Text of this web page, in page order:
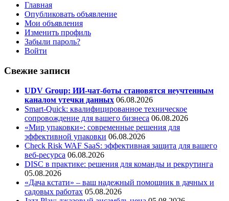
Главная
Опубликовать объявление
Мои объявления
Изменить профиль
Забыли пароль?
Войти
Свежие записи
UDV Group: ИИ-чат-боты становятся неучтенным
каналом утечки данных 06.08.2026
Smart-Quick: квалифицированное техническое
сопровождение для вашего бизнеса 06.08.2026
«Мир упаковки»: современные решения для
эффективной упаковки 06.08.2026
Check Risk WAF SaaS: эффективная защита для вашего
веб-ресурса 06.08.2026
DISC в практике: решения для команды и рекрутинга
05.08.2026
«Дача кстати» – ваш надежный помощник в дачных и
садовых работах 05.08.2026